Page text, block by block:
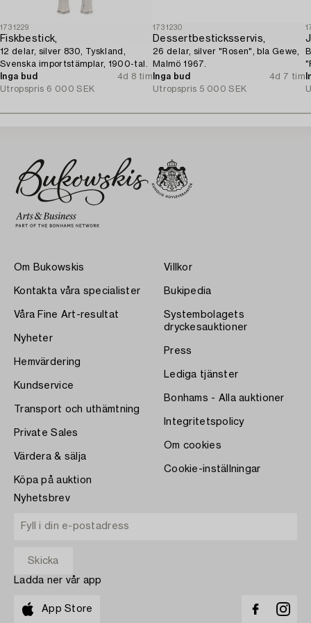
1731229
Fiskbestick,
12 delar, silver 830, Tyskland,
Svenska importstämplar, 1900-tal.
Inga bud
4d 8 tim
Utropspris 6 000 SEK
1731230
Dessertbesticksservis,
26 delar, silver "Rosen", bla Gewe,
Malmö 1967.
Inga bud
4d 7 tim
Utropspris 5 000 SEK
Om Bukowskis
Kontakta våra specialister
Våra Fine Art-resultat
Nyheter
Hemvärdering
Kundservice
Transport och uthämtning
Private Sales
Värdera & sälja
Köpa på auktion
Villkor
Bukipedia
Systembolagets
dryckesauktioner
Press
Lediga tjänster
Bonhams - Alla auktioner
Integritetspolicy
Om cookies
Cookie-inställningar
Nyhetsbrev
Ladda ner vår app
App Store